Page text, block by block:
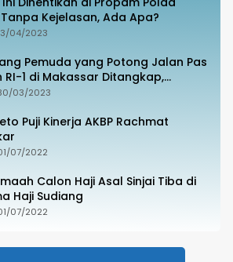
Kejelasan, Ada Apa?
04/2023
Pemuda yang Potong Jalan Pas
RI-1 di Makassar Ditangkap,
Joki Balapan Liar
03/2023
Puji Kinerja AKBP Rachmat
07/2022
Calon Haji Asal Sinjai Tiba di
Haji Sudiang
07/2022